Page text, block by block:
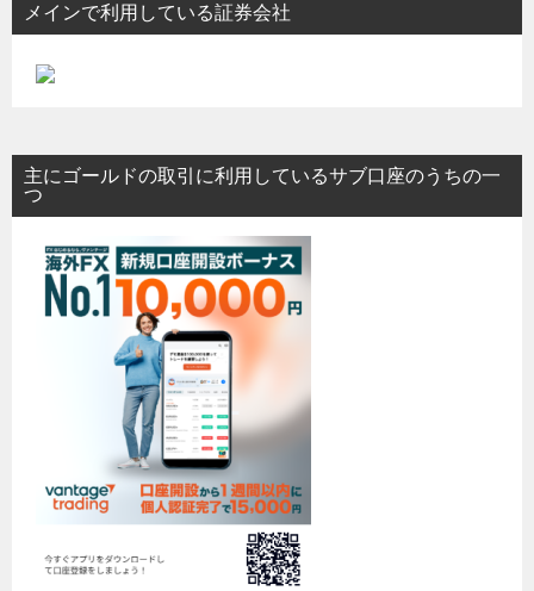
メインで利用している証券会社
主にゴールドの取引に利用しているサブ口座のうちの一
つ